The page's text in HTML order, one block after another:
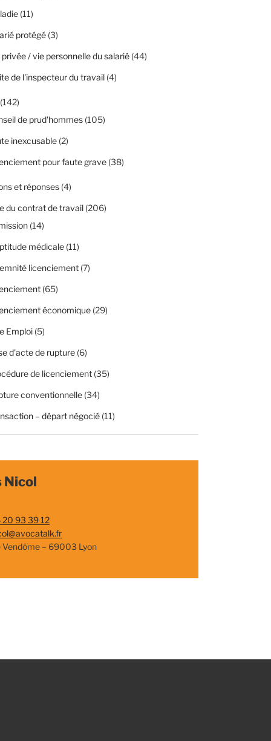
(11)
protégé(3)
/ vie personnelle du salarié(44)
de l'inspecteur du travail(4)
de prud'hommes(105)
inexcusable(2)
pour faute grave(38)
et réponses(4)
du contrat de travail(206)
(14)
médicale(11)
licenciement(7)
(65)
économique(29)
Emploi(5)
d'acte de rupture(6)
de licenciement(35)
conventionnelle(34)
– départ négocié(11)
Nicol
93 39 12
Vendôme – 69003 Lyon